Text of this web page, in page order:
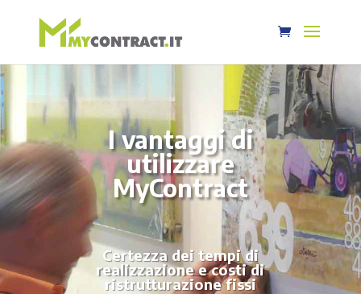
I vantaggi di
utilizzare
MyContract
Certezza dei tempi di
realizzazione e costi di
ristrutturazione fissi